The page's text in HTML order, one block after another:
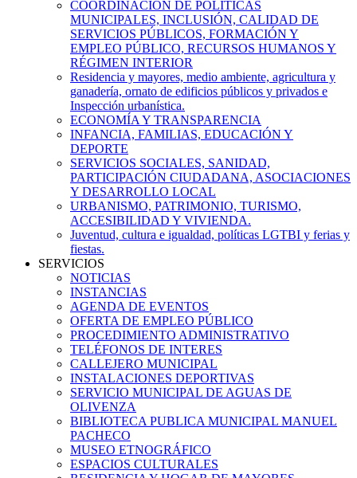
COORDINACIÓN DE POLÍTICAS
MUNICIPALES, INCLUSIÓN, CALIDAD DE
SERVICIOS PÚBLICOS, FORMACIÓN Y
EMPLEO PÚBLICO, RECURSOS HUMANOS Y
RÉGIMEN INTERIOR
Residencia y mayores, medio ambiente, agricultura y
ganadería, ornato de edificios públicos y privados e
Inspección urbanística.
ECONOMÍA Y TRANSPARENCIA
INFANCIA, FAMILIAS, EDUCACIÓN Y
DEPORTE
SERVICIOS SOCIALES, SANIDAD,
PARTICIPACIÓN CIUDADANA, ASOCIACIONES
Y DESARROLLO LOCAL
URBANISMO, PATRIMONIO, TURISMO,
ACCESIBILIDAD Y VIVIENDA.
Juventud, cultura e igualdad, políticas LGTBI y ferias y
fiestas.
SERVICIOS
NOTICIAS
INSTANCIAS
AGENDA DE EVENTOS
OFERTA DE EMPLEO PÚBLICO
PROCEDIMIENTO ADMINISTRATIVO
TELÉFONOS DE INTERES
CALLEJERO MUNICIPAL
INSTALACIONES DEPORTIVAS
SERVICIO MUNICIPAL DE AGUAS DE
OLIVENZA
BIBLIOTECA PUBLICA MUNICIPAL MANUEL
PACHECO
MUSEO ETNOGRÁFICO
ESPACIOS CULTURALES